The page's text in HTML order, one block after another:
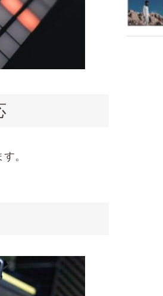
。